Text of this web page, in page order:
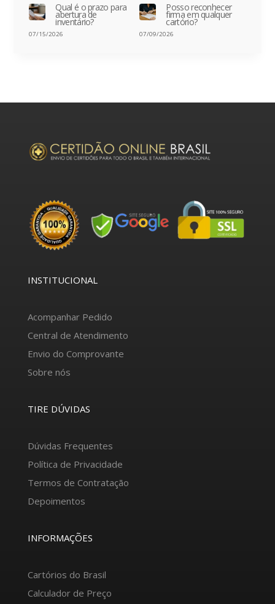
Qual é o prazo para
abertura de
inventário?
07/15/2026
Posso reconhecer
firma em qualquer
cartório?
07/09/2026
INSTITUCIONAL
Acompanhar Pedido
Central de Atendimento
Envio do Comprovante
Sobre nós
TIRE DÚVIDAS
Dúvidas Frequentes
Política de Privacidade
Termos de Contratação
Depoimentos
INFORMAÇÕES
Cartórios do Brasil
Calculador de Preço